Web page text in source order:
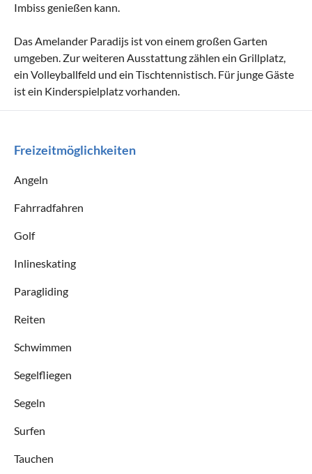
Imbiss genießen kann.
Das Amelander Paradijs ist von einem großen Garten
umgeben. Zur weiteren Ausstattung zählen ein Grillplatz,
ein Volleyballfeld und ein Tischtennistisch. Für junge Gäste
ist ein Kinderspielplatz vorhanden.
Freizeitmöglichkeiten
Angeln
Fahrradfahren
Golf
Inlineskating
Paragliding
Reiten
Schwimmen
Segelfliegen
Segeln
Surfen
Tauchen